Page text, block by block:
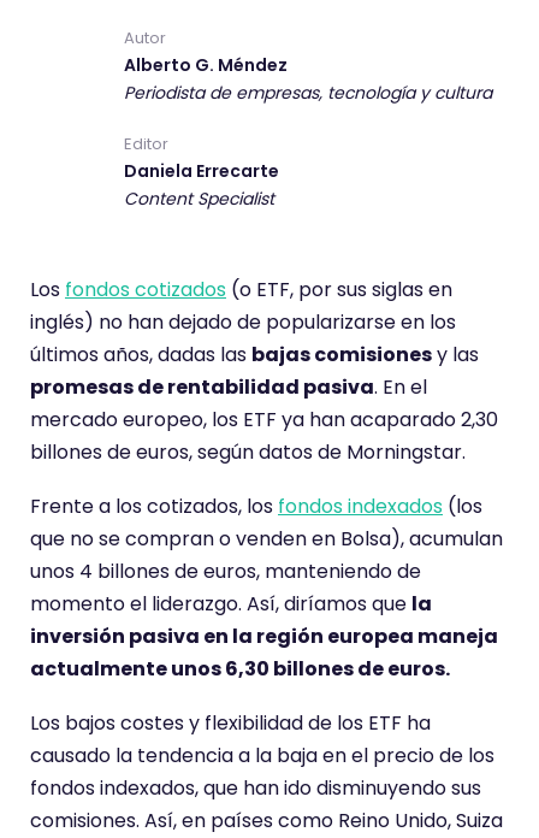
Autor
Alberto G. Méndez
Periodista de empresas, tecnología y cultura
Editor
Daniela Errecarte
Content Specialist
Los fondos cotizados (o ETF, por sus siglas en
inglés) no han dejado de popularizarse en los
últimos años, dadas las bajas comisionesy las
promesas de rentabilidad pasiva. En el
mercado europeo, los ETF ya han acaparado 2,30
billones de euros, según datos de Morningstar.
Frente a los cotizados, los fondos indexados (los
que no se compran o venden en Bolsa), acumulan
unos 4 billones de euros, manteniendo de
momento el liderazgo. Así, diríamos que la
inversión pasiva en la región europea maneja
actualmente unos 6,30 billones de euros.
Los bajos costes y flexibilidad de los ETF ha
causado la tendencia a la baja en el precio de los
fondos indexados, que han ido disminuyendo sus
comisiones. Así, en países como Reino Unido, Suiza